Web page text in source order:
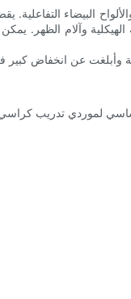
البيضاء
وآلام الظهر.